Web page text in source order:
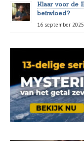
Klaar voor de
beïnvloed?
16 september 2025